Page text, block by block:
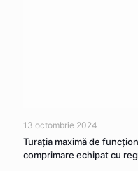
13 octombrie 2024
Turația maximă de
comprimare echipat cu